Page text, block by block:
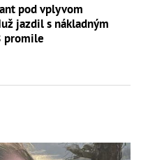
pod vplyvom
jazdil s nákladným
promile